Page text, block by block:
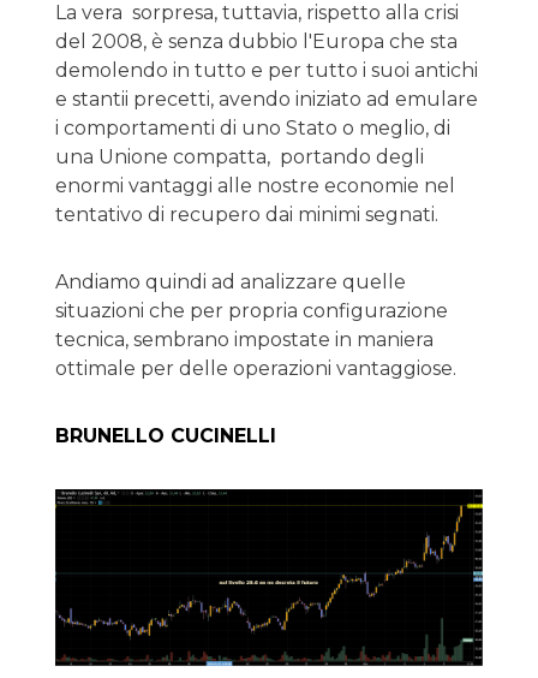
La vera sorpresa, tuttavia, rispetto alla crisi
del 2008, è senza dubbio l'Europa che sta
demolendo in tutto e per tutto i suoi antichi
e stantii precetti, avendo iniziato ad emulare
i comportamenti di uno Stato o meglio, di
una Unione compatta, portando degli
enormi vantaggi alle nostre economie nel
tentativo di recupero dai minimi segnati.
Andiamo quindi ad analizzare quelle
situazioni che per propria configurazione
tecnica, sembrano impostate in maniera
ottimale per delle operazioni vantaggiose.
BRUNELLO CUCINELLI